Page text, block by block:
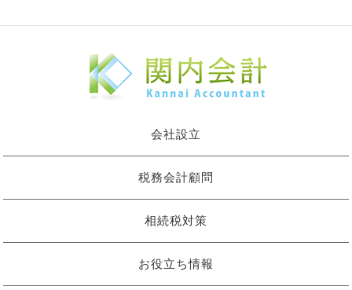
会社設立
税務会計顧問
相続税対策
お役立ち情報